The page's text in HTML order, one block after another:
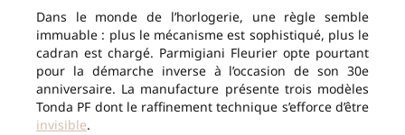
Dans le monde de l’horlogerie, une règle semble
immuable : plus le mécanisme est sophistiqué, plus le
cadran est chargé. Parmigiani Fleurier opte pourtant
pour la démarche inverse à l’occasion de son 30e
anniversaire. La manufacture présente trois modèles
Tonda PF dont le raffinement technique s’efforce d’être
invisible.